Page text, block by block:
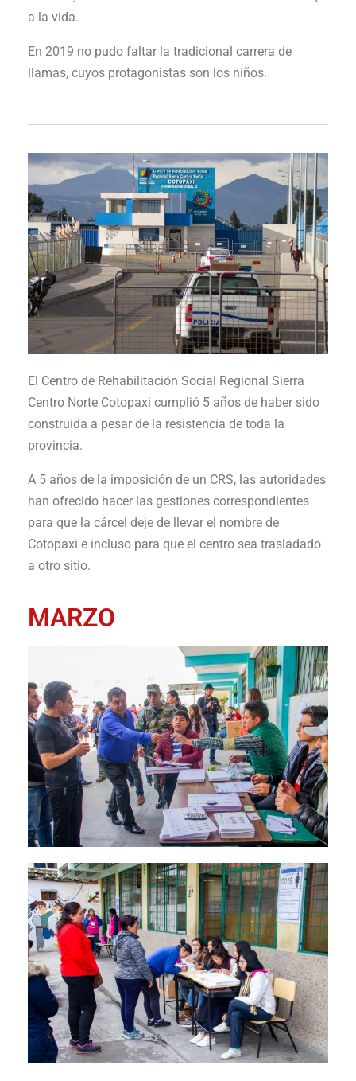
a la vida.
En 2019 no pudo faltar la tradicional carrera de
llamas, cuyos protagonistas son los niños.
El Centro de Rehabilitación Social Regional Sierra
Centro Norte Cotopaxi cumplió 5 años de haber sido
construida a pesar de la resistencia de toda la
provincia.
A 5 años de la imposición de un CRS, las autoridades
han ofrecido hacer las gestiones correspondientes
para que la cárcel deje de llevar el nombre de
Cotopaxi e incluso para que el centro sea trasladado
a otro sitio.
MARZO